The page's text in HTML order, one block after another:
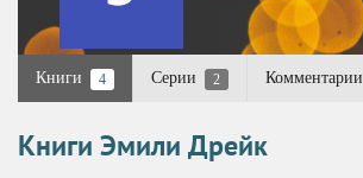
Книги 4 Серии 2 Комментарии
Книги Эмили Дрейк